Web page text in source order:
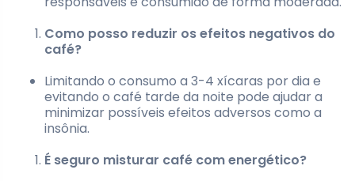
Como posso reduzir os efeitos negativos do
café?
Limitando o consumo a 3-4 xícaras por dia e
evitando o café tarde da noite pode ajudar a
minimizar possíveis efeitos adversos como a
insônia.
É seguro misturar café com energético?